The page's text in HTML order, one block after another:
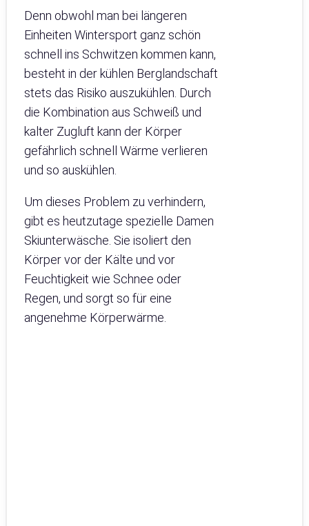
Denn obwohl man bei längeren
Einheiten Wintersport ganz schön
schnell ins Schwitzen kommen kann,
besteht in der kühlen Berglandschaft
stets das Risiko auszukühlen. Durch
die Kombination aus Schweiß und
kalter Zugluft kann der Körper
gefährlich schnell Wärme verlieren
und so auskühlen.
Um dieses Problem zu verhindern,
gibt es heutzutage spezielle Damen
Skiunterwäsche. Sie isoliert den
Körper vor der Kälte und vor
Feuchtigkeit wie Schnee oder
Regen, und sorgt so für eine
angenehme Körperwärme.